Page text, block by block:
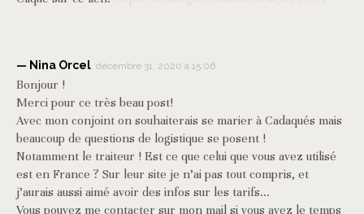
Nina Orcel décembre 31, 2020 à 15:06
Bonjour !
Merci pour ce très beau post!
Avec mon conjoint on souhaiterais se marier à Cadaqués mais
beaucoup de questions de logistique se posent !
Notamment le traiteur ! Est ce que celui que vous avez utilisé
est en France ? Sur leur site je n’ai pas tout compris, et
j’aurais aussi aimé avoir des infos sur les tarifs…
Vous pouvez me contacter sur mon mail si vous avez le temps